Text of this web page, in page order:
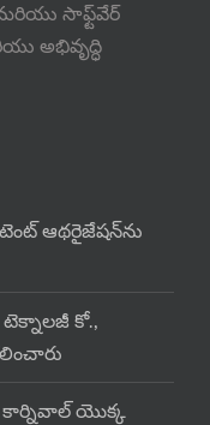
సాఫ్ట్‌వేర్
అభివృద్ధి
ఆథరైజేషన్‌ను
టెక్నాలజీ కో.,
కార్నివాల్ యొక్క